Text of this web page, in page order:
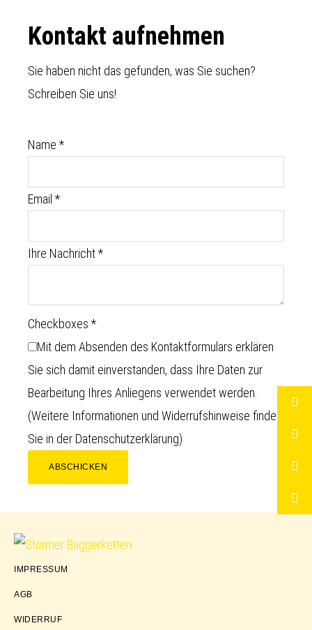
Footer
Kontakt aufnehmen
Sie haben nicht das gefunden, was Sie suchen?
Schreiben Sie uns!
Name *
Email *
Ihre Nachricht*
Checkboxes *
Mit dem Absenden des Kontaktformulars erklären
Sie sich damit einverstanden, dass Ihre Daten zur
Bearbeitung Ihres Anliegens verwendet werden.
(Weitere Informationen und Widerrufshinweise finden
Sie in der Datenschutzerklärung)
ABSCHICKEN
Störmer
IMPRESSUM
AGB
WIDERRUF